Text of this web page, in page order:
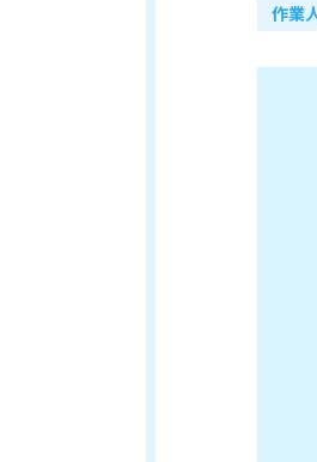
作業